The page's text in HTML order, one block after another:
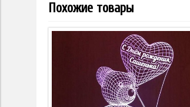
Похожие товары